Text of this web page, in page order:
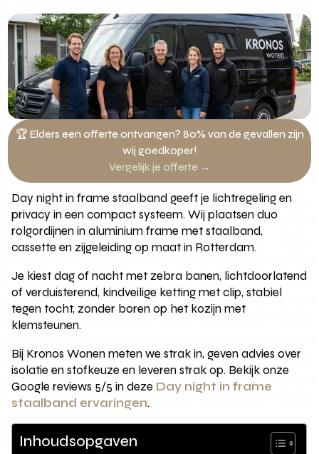
🏆 Elders een offerte ontvangen? 80% van de gevallen zijn
wij goedkoper!
Vergelijk je offerte →
Day night in frame staalband geeft je lichtregeling en
privacy in een compact systeem. Wij plaatsen duo
rolgordijnen in aluminium frame met staalband,
cassette en zijgeleiding op maat in Rotterdam.
Je kiest dag of nacht met zebra banen, lichtdoorlatend
of verduisterend, kindveilige ketting met clip, stabiel
tegen tocht, zonder boren op het kozijn met
klemsteunen.
Bij Kronos Wonen meten we strak in, geven advies over
isolatie en stofkeuze en leveren strak op. Bekijk onze
Google reviews 5/5 in deze Day night in frame
staalband ervaringen.
Inhoudsopgaven